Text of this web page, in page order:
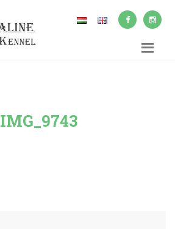
IMG_9743